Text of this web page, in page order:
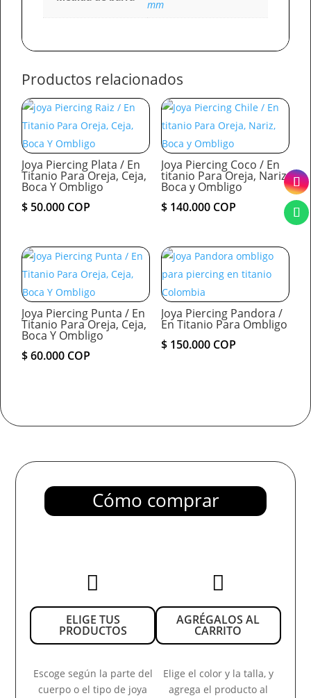
mm
Productos relacionados
Joya Piercing Plata / En
Titanio Para Oreja, Ceja,
Boca Y Ombligo
$ 50.000 COP
Joya Piercing Coco / En
titanio Para Oreja, Nariz,
Boca y Ombligo
$140.000COP
Joya Piercing Punta / En
Titanio Para Oreja, Ceja,
Boca Y Ombligo
$60.000 COP
Joya Piercing Pandora /
En Titanio Para Ombligo
$150.000COP
Cómo comprar

ELIGE TUS
PRODUCTOS
Escoge según la parte del
cuerpo o el tipo de joya

AGRÉGALOS AL
CARRITO
Elige el color y la talla, y
agrega el producto al